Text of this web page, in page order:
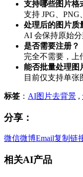
支持哪些图片格
支持 JPG、PNG
处理后的图片质
AI 会保持原始分
是否需要注册？
完全不需要，上
能否批量处理图
目前仅支持单张
标签 ： AI图片去背景 ,
分享：
微信微博Email复制链
相关AI产品